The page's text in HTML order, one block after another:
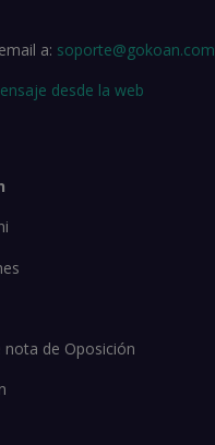
a: soporte@gokoan.com
desde la web
nota de Oposición